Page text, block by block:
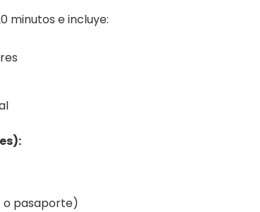
minutos e incluye:
o pasaporte)